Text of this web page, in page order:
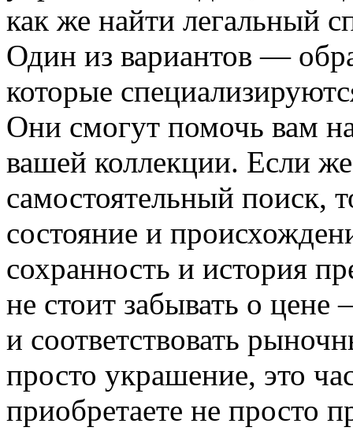
как же найти легальный
Один из вариантов —
которые
Они смогут помочь вам
вашей коллекции. Если
самостоятельный поиск,
состояние и
сохранность и история
не стоит забывать о
и соответствовать
просто украшение, это
приобретаете не просто